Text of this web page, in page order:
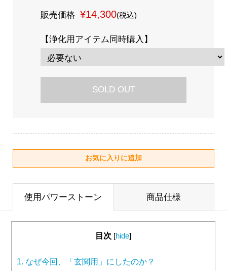
販売価格 ¥14,300(税込)
【浄化用アイテム同時購入】
SOLD OUT
使用パワーストーン 商品仕様
目次 [hide]
1. なぜ今回、「玄関用」にしたのか？